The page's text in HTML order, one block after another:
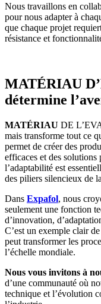
Nous travaillons en
pour nous adapterà
que chaque projet
résistance et
MATÉRIAU
détermine
MATÉRIAU DE
mais transforme tout ce
permet de créer des
efficaces et des
l’adaptabilité est
des piliers silencieux de
Dans Expafol, nous
seulement une fonction
d’innovation,
C’est un exemple clair
peut transformer les
l’échelle mondiale.
Nous vous invitons à
d’une communauté où
technique et l’évolution